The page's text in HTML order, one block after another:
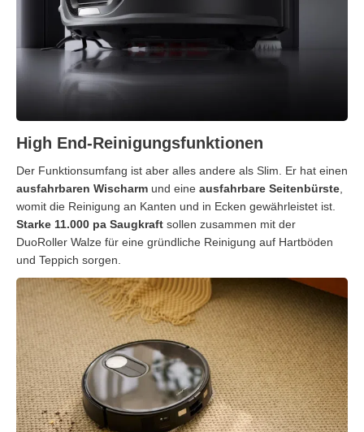
High End-Reinigungsfunktionen
Der Funktionsumfang ist aber alles andere als Slim. Er hat einen
ausfahrbaren Wischarm und eine ausfahrbare Seitenbürste,
womit die Reinigung an Kanten und in Ecken gewährleistet ist.
Starke 11.000 pa Saugkraft sollen zusammen mit der
DuoRoller Walze für eine gründliche Reinigung auf Hartböden
und Teppich sorgen.